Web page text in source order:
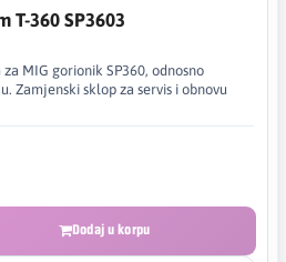
T-360 SP3603
MIG gorionik SP360, odnosno
Zamjenski sklop za servis i obnovu
Dodaj u korpu